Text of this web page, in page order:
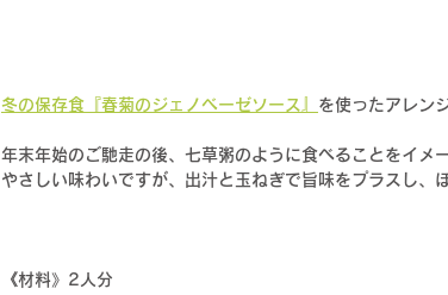
冬の保存食『春菊のジェノベーゼソース』 を使ったアレン
年末年始のご馳走の後、七草粥のように食べることをイメ
やさしい味わいですが、出汁と玉ねぎで旨味をプラスし、
《材料》 2人分